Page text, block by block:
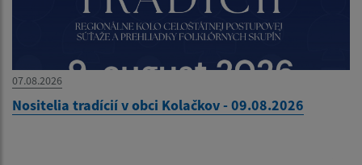
07.08.2026
Nositelia tradícií v obci Kolačkov - 09.08.2026